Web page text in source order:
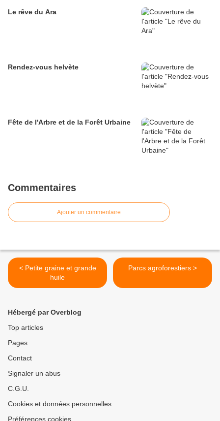
Le rêve du Ara
Rendez-vous helvète
Fête de l'Arbre et de la Forêt Urbaine
Commentaires
Ajouter un commentaire
< Petite graine et grande
huile
Parcs agroforestiers >
Hébergé par Overblog
Top articles
Pages
Contact
Signaler un abus
C.G.U.
Cookies et données personnelles
Préférences cookies